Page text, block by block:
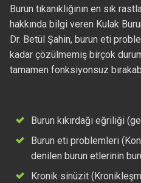
Burun tıkanıklığının en sık
hakkında bilgi veren Kulak
Dr. Betül Şahin, burun eti
kadar çözülmemiş birçok
tamamen fonksiyonsuz
Burun kıkırdağı eğriliği
Burun eti problemleri
denilen burun etlerinin
Kronik sinüzit